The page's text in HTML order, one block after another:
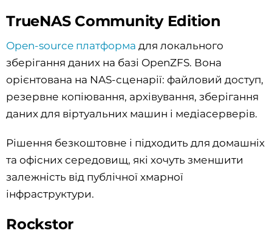
TrueNAS Community Edition
Оpen-source платформа для локального
зберігання даних на базі OpenZFS. Вона
орієнтована на NAS-сценарії: файловий доступ,
резервне копіювання, архівування, зберігання
даних для віртуальних машин і медіасерверів.
Рішення безкоштовне і підходить для домашніх
та офісних середовищ, які хочуть зменшити
залежність від публічної хмарної
інфраструктури.
Rockstor